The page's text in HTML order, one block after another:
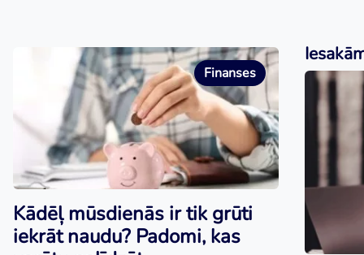
Finanses
Kādēļ mūsdienās ir tik grūti
iekrāt naudu? Padomi, kas